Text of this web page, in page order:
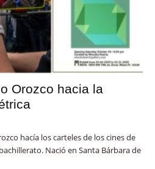
Orozco hacia la
hacía los carteles de los cines de
Nació en Santa Bárbara de